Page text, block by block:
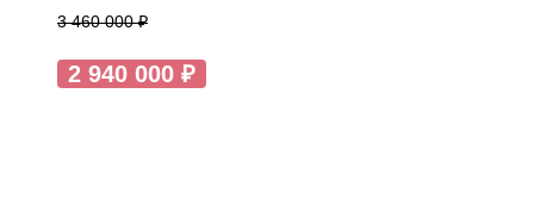
3 460 000 ₽
2 940 000 ₽